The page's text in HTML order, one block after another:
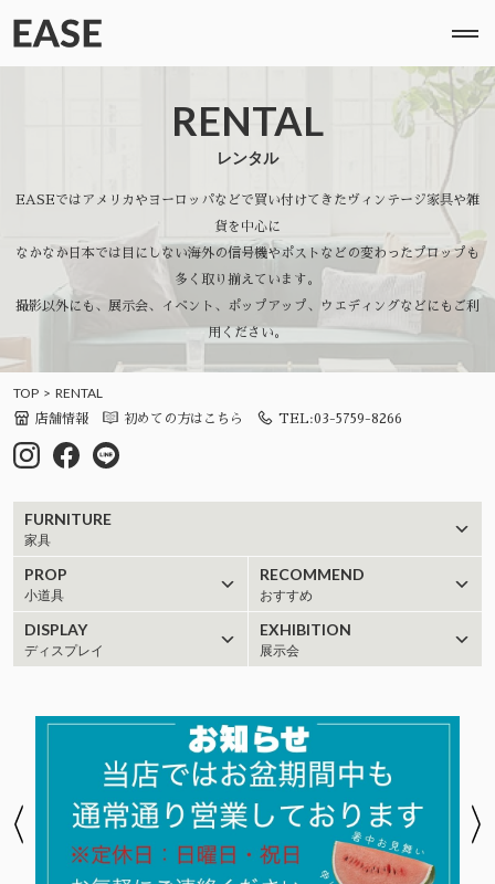
RENTAL
レンタル
EASEではアメリカやヨーロッパなどで買い付けてきたヴィンテージ家具や雑
貨を中心に
なかなか日本では目にしない海外の信号機やポストなどの変わったプロップも
多く取り揃えています。
撮影以外にも、展示会、イベント、ポップアップ、ウエディングなどにもご利
用ください。
TOP RENTAL
店舗情報 初めての方はこちら TEL:03-5759-8266
FURNITURE
家具
PROP
小道具
RECOMMEND
おすすめ
DISPLAY
ディスプレイ
EXHIBITION
展示会